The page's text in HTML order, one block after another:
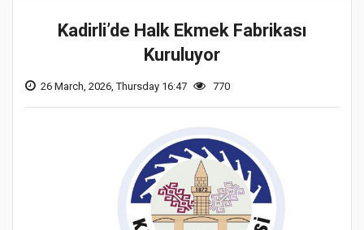
Kadirli’de Halk Ekmek Fabrikası
Kuruluyor
26 March, 2026, Thursday 16:47 770